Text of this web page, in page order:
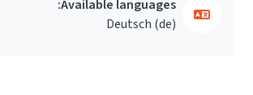
Available languages:
Deutsch ‎(de)‎